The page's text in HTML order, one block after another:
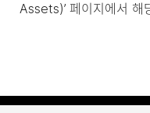
Assets)’ 페이지에서 해